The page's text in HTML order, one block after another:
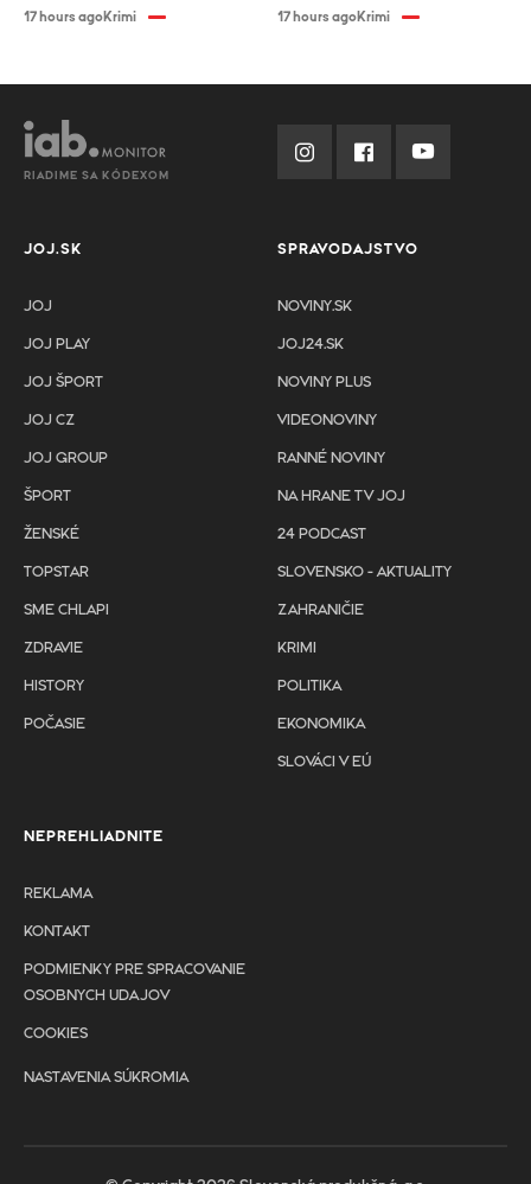
zdravotné problémy
17 hours agoKrimi 17 hours agoKrimi
RIADIME SA KÓDEXOM
JOJ.SK
JOJ
JOJ PLAY
JOJ ŠPORT
JOJ CZ
JOJ GROUP
ŠPORT
ŽENSKÉ
TOPSTAR
SME CHLAPI
ZDRAVIE
HISTORY
POČASIE
SPRAVODAJSTVO
NOVINY.SK
JOJ24.SK
NOVINY PLUS
VIDEONOVINY
RANNÉ NOVINY
NA HRANE TV JOJ
24 PODCAST
SLOVENSKO - AKTUALITY
ZAHRANIČIE
KRIMI
POLITIKA
EKONOMIKA
SLOVÁCI V EÚ
NEPREHLIADNITE
REKLAMA
KONTAKT
PODMIENKY PRE SPRACOVANIE
OSOBNYCH UDAJOV
COOKIES
NASTAVENIA SÚKROMIA